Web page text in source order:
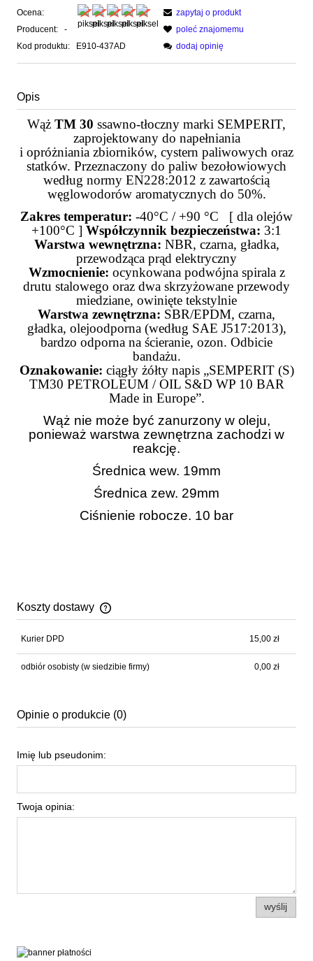
Ocena:
Producent:
-
Kod produktu:
E910-437AD
zapytaj o produkt
poleć znajomemu
dodaj opinię
Opis
Wąż TM 30 ssawno-tłoczny marki SEMPERIT,
zaprojektowany do napełniania
i opróżniania zbiorników, cystern paliwowych oraz
statków. Przeznaczony do paliw bezołowiowych
według normy EN228:2012 z zawartością
węglowodorów aromatycznych do 50%.
Zakres temperatur: -40°C / +90 °C [ dla olejów
+100°C ] Współczynnik bezpieczeństwa: 3:1
Warstwa wewnętrzna: NBR, czarna, gładka,
przewodząca prąd elektryczny
Wzmocnienie: ocynkowana podwójna spirala z
drutu stalowego oraz dwa skrzyżowane przewody
miedziane, owinięte tekstylnie
Warstwa zewnętrzna: SBR/EPDM, czarna,
gładka, olejoodporna (według SAE J517:2013),
bardzo odporna na ścieranie, ozon. Odbicie
bandażu.
Oznakowanie: ciągły żółty napis „SEMPERIT (S)
TM30 PETROLEUM / OIL S&D WP 10 BAR
Made in Europe”.
Wąż nie może być zanurzony w oleju,
ponieważ warstwa zewnętrzna zachodzi w
reakcję.
Średnica wew. 19mm
Średnica zew. 29mm
Ciśnienie robocze. 10 bar
Koszty dostawy
Cena nie zawiera ewentualnych kosztów płatności
Kurier DPD 15,00 zł
odbiór osobisty (w siedzibie firmy) 0,00 zł
Opinie o produkcie (0)
Imię lub pseudonim:
Twoja opinia:
wyślij